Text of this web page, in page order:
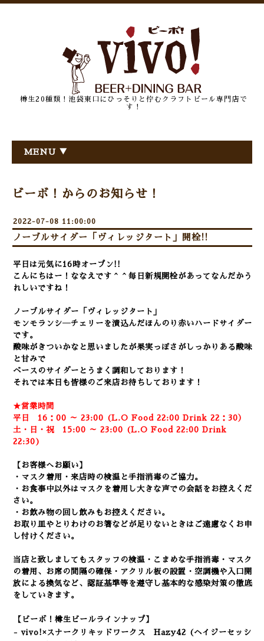
樽生20種類！池袋東口にひっそりと佇むクラフトビール専門店で
す！
MENU ▼
ビーボ！からのお知らせ！
2022-07-08 11:00:00
ノーブルサイダー「ヴィレッジタート」開栓!!
平日は元気に16時オープン!!
こんにちはー！ななえです＾＾毎日新規開栓があってなんだかう
れしいですね！
ノーブルサイダー「ヴィレッジタート」
モンモランシ―チェリーを漬込んだほんのり赤いハードサイダー
です。
酸味がきついかなと思いましたが果実っぽさがしっかりある酸味
と甘みで
ベースのサイダーとうまく調和しております！
それでは本日も皆様のご来店お待ちしております！
★営業時間
平日 16：00 ～ 23:00 (L.O Food 22:00 Drink 22：30）
土・日・祝 15:00 ～ 23:00 (L.O Food 22:00 Drink
22:30)
【お客様へお願い】
・マスク着用・来店時の検温と手指消毒のご協力。
・お食事中以外はマスクを着用し大きな声での会話をお控えくだ
さい。
・お飲み物の回し飲みもお控えください。
お取り皿やとりわけのお箸などが足りないときはご遠慮なくお申
し付けください。
当店と致しましてもスタッフの検温・こまめな手指消毒・マスク
の着用、 お席の間隔の確保・アクリル板の設置・空調機や入口開
放による換気など、認証基準等を遵守し基本的な感染対策の徹底
をしていきます。
【ビーボ！樽生ビールラインナップ】
- vivo!×スナークリキッドワークス Hazy42 (ヘイジーセッシ